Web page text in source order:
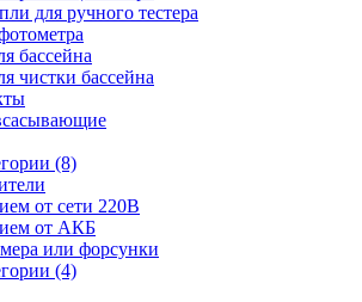
для ручного тестера
бассейна
чистки бассейна
(8)
от сети 220В
от АКБ
или форсунки
(4)